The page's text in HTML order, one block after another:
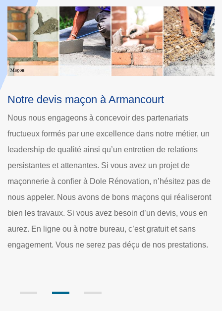
Intervention de notre entreprise de
maçonnerie à Armancourt
Des projets tels que la création de chape ou de dalle dans
les 60880 nécessitent une opération complète de travaux
de construction en maçonnerie. On distingue la
planification, l’ingénierie, la réserve en matériel, la
construction et l’installation. Notre société de maçonnerie
Dole Rénovation entretient un large assortiment
d’équipements et d’outillages pour aider nos équipes de
construction maçons. Notamment, nous avons une grande